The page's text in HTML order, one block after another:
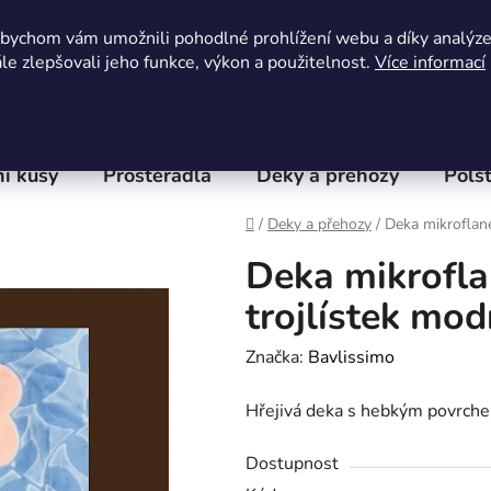
vám umožnili pohodlné prohlížení webu a díky analýze
zlepšovali jeho funkce, výkon a použitelnost. Více informací
kusy Prostěradla Deky a přehozy
Domů
/ Deky a přehozy / Deka
Deka
trojlístek
Značka: Bavlissimo
Hřejivá deka s hebkým
Dostupnost